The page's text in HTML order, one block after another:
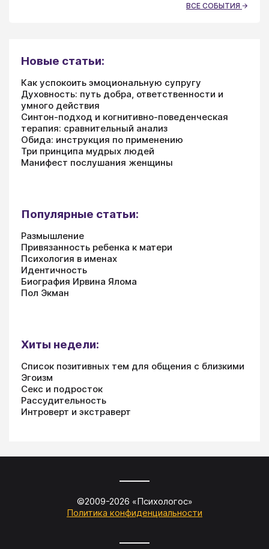
ВСЕ СОБЫТИЯ
Новые статьи:
Как успокоить эмоциональную супругу
Духовность: путь добра, ответственности и
умного действия
Синтон-подход и когнитивно-поведенческая
терапия: сравнительный анализ
Обида: инструкция по применению
Три принципа мудрых людей
Манифест послушания женщины
Популярные статьи:
Размышление
Привязанность ребенка к матери
Психология в именах
Идентичность
Биография Ирвина Ялома
Пол Экман
Хиты недели:
Список позитивных тем для общения с близкими
Эгоизм
Секс и подросток
Рассудительность
Интроверт и экстраверт
©2009-2026 «Психологос»
Политика конфиденциальности